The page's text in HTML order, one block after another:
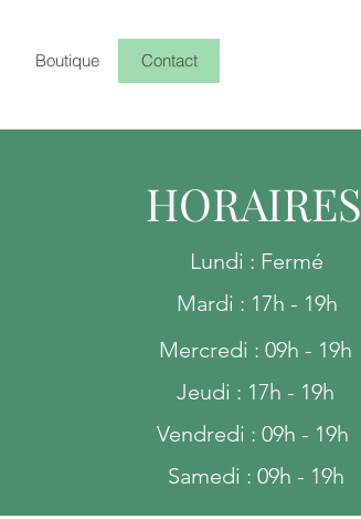
Boutique Contact
HORAIRES
Lundi : Fermé
Mardi : 17h - 19h
Mercredi : 09h - 19h
Jeudi : 17h - 19h
Vendredi : 09h - 19h
Samedi : 09h - 19h